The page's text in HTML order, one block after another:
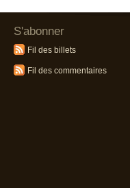
S'abonner
Fil des billets
Fil des commentaires